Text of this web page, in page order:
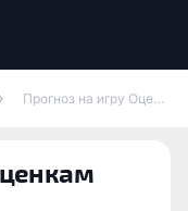
Прогноз на игру Оцеларжи Тринец — Карловы Вары